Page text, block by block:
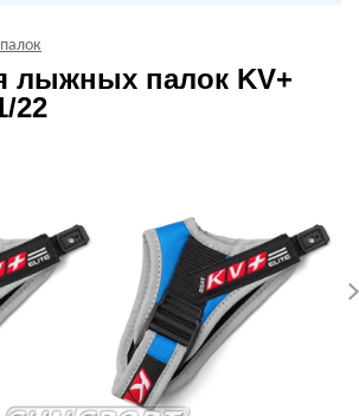
лыжных палок KV+
22